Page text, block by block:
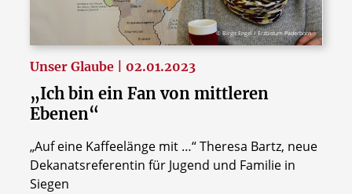
© Birgit Engel / Erzbistum Paderborn
Unser Glaube | 02.01.2023
„Ich bin ein Fan von mittleren
Ebenen“
„Auf eine Kaffeelänge mit …“ Theresa Bartz, neue
Dekanatsreferentin für Jugend und Familie in
Siegen